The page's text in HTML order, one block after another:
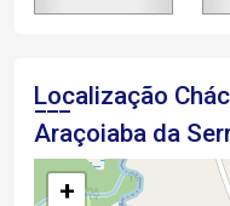
Localização
Araçoiaba da
+